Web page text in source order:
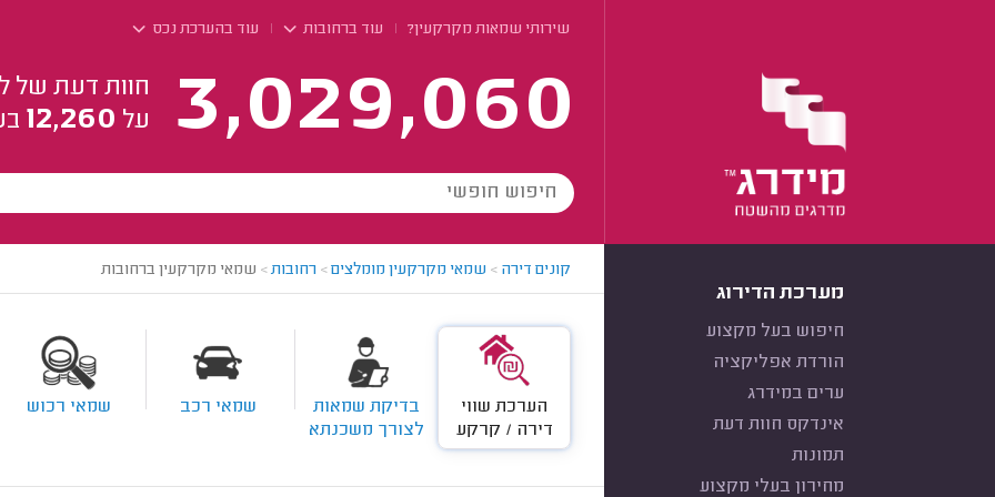
שירותי שמאות מקרקעין? עוד ברחובות עוד בהערכת נכס
3,029,060
חוות דעת של
על 12,260
מערכת הדירוג
חיפוש בעל מקצוע
הורדת אפליקציה
ערים במידרג
אינדקס חוות דעת
תמונות
מחירון בעלי מקצוע
קונים דירה > שמאי מקרקעין מומלצים> רחובות> שמאי מקרקעין ברחובות
הערכת שווי
דירה / קרקע
בדיקת שמאות
לצורך משכנתא
שמאי רכב שמאי רכוש